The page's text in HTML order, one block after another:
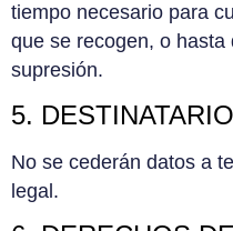
tiempo necesario para
que se recogen, o
supresión.
5.
No se cederán datos a
legal.